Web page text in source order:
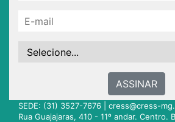
ASSINAR
SEDE: (31) 3527-7676 | cress@cress-
Rua Guajajaras, 410 - 11º andar. Centro.